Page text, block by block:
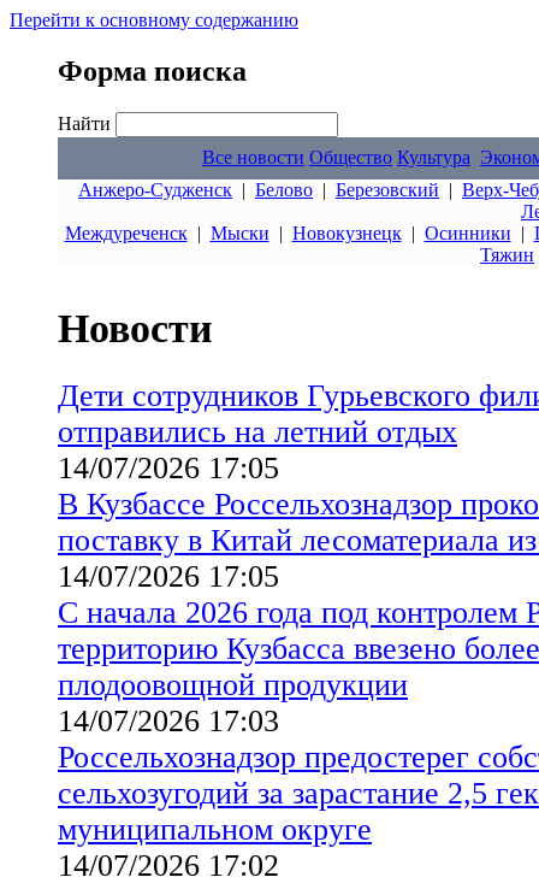
Перейти к основному содержанию
Форма поиска
Найти
Все новости Общество Культура
Анжеро-Судженск | Белово | Березовский | Верх-
Междуреченск| Мыски | Новокузнецк| Осинники |
Тяжин
Новости
Дети сотрудников Гурьевского
отправились на летний отдых
14/07/2026 17:05
В Кузбассе Россельхознадзор
поставку в Китай лесоматериала
14/07/2026 17:05
С начала 2026 года под контролем
территорию Кузбасса ввезено
плодоовощной продукции
14/07/2026 17:03
Россельхознадзор предостерег
сельхозугодий за зарастание 2,5
муниципальном округе
14/07/2026 17:02